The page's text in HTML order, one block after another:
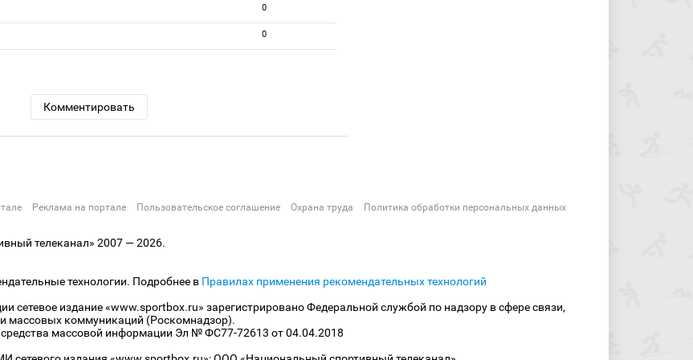
0
0
Комментировать
Реклама на портале Пользовательское соглашение Охрана труда Политика обработки персональных данных
телеканал» 2007 — 2026.
технологии. Подробнее в Правилах применения рекомендательных технологий
сетевое издание «www.sportbox.ru» зарегистрировано Федеральной службой по надзору в сфере связи,
массовых коммуникаций (Роскомнадзор).
средства массовой информации Эл № ФС77-72613 от 04.04.2018